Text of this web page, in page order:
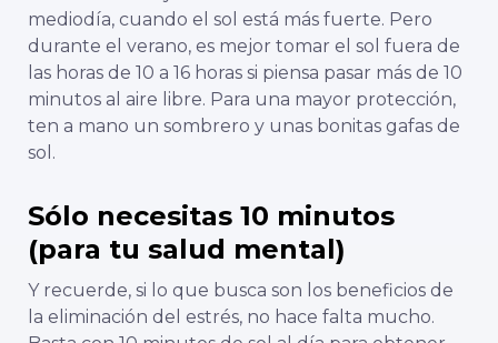
mediodía, cuando el sol está más fuerte. Pero
durante el verano, es mejor tomar el sol fuera de
las horas de 10 a 16 horas si piensa pasar más de 10
minutos al aire libre. Para una mayor protección,
ten a mano un sombrero y unas bonitas gafas de
sol.
Sólo necesitas 10 minutos
(para tu salud mental)
Y recuerde, si lo que busca son los beneficios de
la eliminación del estrés, no hace falta mucho.